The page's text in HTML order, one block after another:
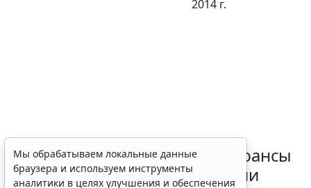
2014 г.
Резидентам РФ указали на нюансы
информирования об открытии
Мы обрабатываем локальные данные
браузера и используем инструменты
аналитики в целях улучшения и обеспечения